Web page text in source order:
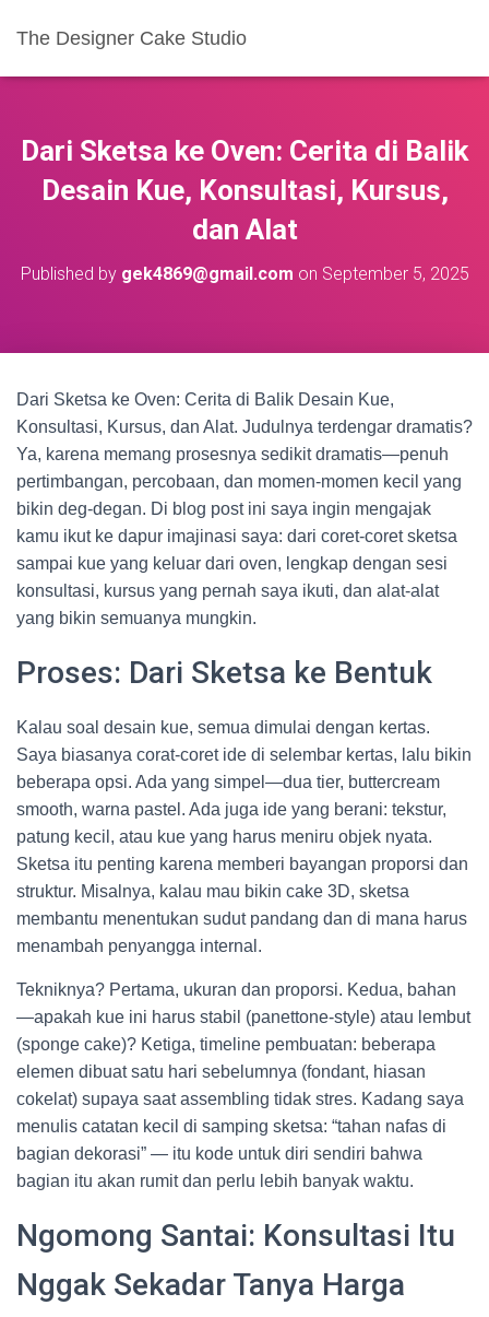
The Designer Cake Studio
Dari Sketsa ke Oven: Cerita di Balik
Desain Kue, Konsultasi, Kursus,
dan Alat
Published by gek4869@gmail.com on September 5, 2025
Dari Sketsa ke Oven: Cerita di Balik Desain Kue,
Konsultasi, Kursus, dan Alat. Judulnya terdengar dramatis?
Ya, karena memang prosesnya sedikit dramatis—penuh
pertimbangan, percobaan, dan momen-momen kecil yang
bikin deg-degan. Di blog post ini saya ingin mengajak
kamu ikut ke dapur imajinasi saya: dari coret-coret sketsa
sampai kue yang keluar dari oven, lengkap dengan sesi
konsultasi, kursus yang pernah saya ikuti, dan alat-alat
yang bikin semuanya mungkin.
Proses: Dari Sketsa ke Bentuk
Kalau soal desain kue, semua dimulai dengan kertas.
Saya biasanya corat-coret ide di selembar kertas, lalu bikin
beberapa opsi. Ada yang simpel—dua tier, buttercream
smooth, warna pastel. Ada juga ide yang berani: tekstur,
patung kecil, atau kue yang harus meniru objek nyata.
Sketsa itu penting karena memberi bayangan proporsi dan
struktur. Misalnya, kalau mau bikin cake 3D, sketsa
membantu menentukan sudut pandang dan di mana harus
menambah penyangga internal.
Tekniknya? Pertama, ukuran dan proporsi. Kedua, bahan
—apakah kue ini harus stabil (panettone-style) atau lembut
(sponge cake)? Ketiga, timeline pembuatan: beberapa
elemen dibuat satu hari sebelumnya (fondant, hiasan
cokelat) supaya saat assembling tidak stres. Kadang saya
menulis catatan kecil di samping sketsa: “tahan nafas di
bagian dekorasi” — itu kode untuk diri sendiri bahwa
bagian itu akan rumit dan perlu lebih banyak waktu.
Ngomong Santai: Konsultasi Itu
Nggak Sekadar Tanya Harga